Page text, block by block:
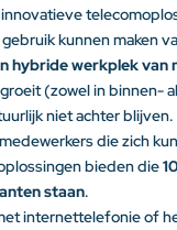
kunnen maken
hybride werkplek van
(zowel in binnen-
niet achter blijven.
die zich
bieden die
staan.
internettelefonie of